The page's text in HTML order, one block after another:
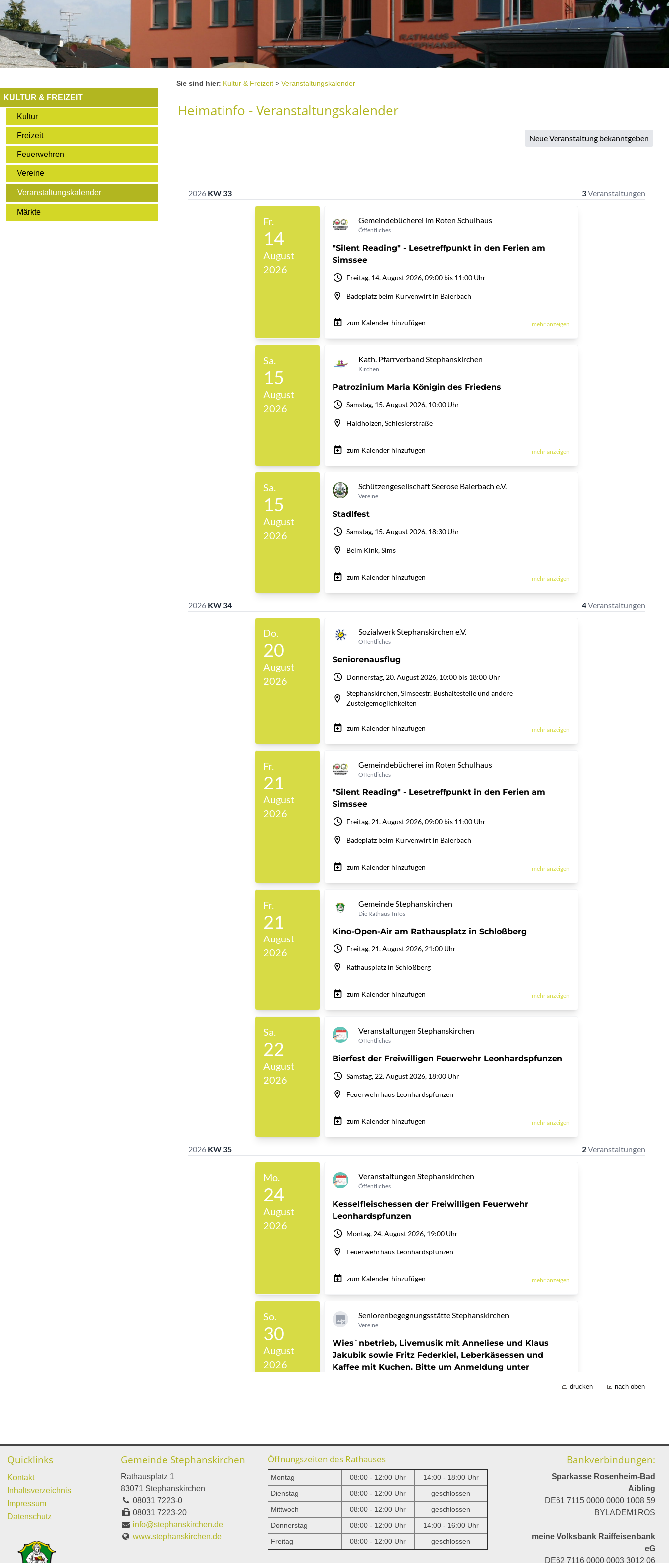
KULTUR & FREIZEIT
Kultur
Freizeit
Feuerwehren
Vereine
Veranstaltungskalender
Märkte
Sie sind hier: Kultur & Freizeit > Veranstaltungskalender
Heimatinfo - Veranstaltungskalender
drucken nach oben
Quicklinks
Kontakt
Inhaltsverzeichnis
Impressum
Datenschutz
Gemeinde Stephanskirchen
Rathausplatz 1
83071 Stephanskirchen
08031 7223-0
08031 7223-20
info@stephanskirchen.de
www.stephanskirchen.de
Öffnungszeiten des Rathauses
Montag 08:00 - 12:00 Uhr
14:00 - 18:00 Uhr
Dienstag
08:00 - 12:00 Uhr
geschlossen
Mittwoch
08:00 - 12:00 Uhr
geschlossen
Donnerstag
08:00 - 12:00 Uhr
14:00 - 16:00 Uhr
Freitag
08:00 - 12:00 Uhr geschlossen
Bankverbindungen:
Sparkasse Rosenheim-Bad
Aibling
DE61 7115 0000 0000 1008 59
BYLADEM1ROS
meine Volksbank Raiffeisenbank
eG
DE62 7116 0000 0003 3012 06